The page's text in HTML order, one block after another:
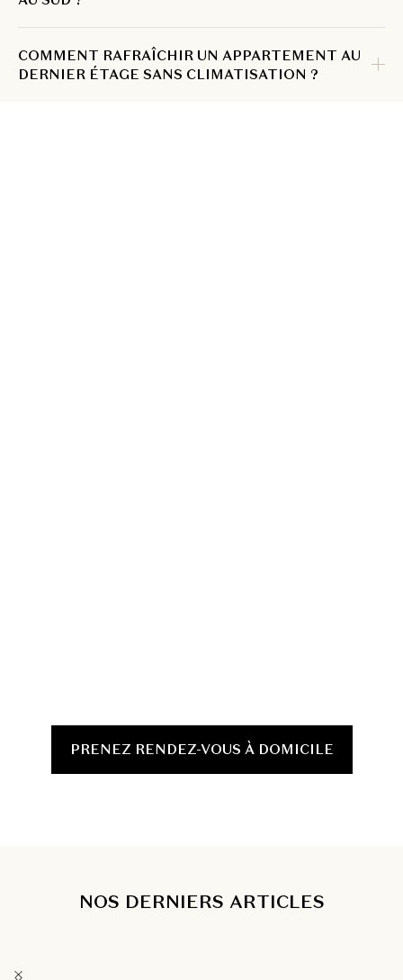
COMMENT RAFRAÎCHIR UN APPARTEMENT AU
DERNIER ÉTAGE SANS CLIMATISATION ?
PRENEZ RENDEZ-VOUS À DOMICILE
NOS DERNIERS ARTICLES